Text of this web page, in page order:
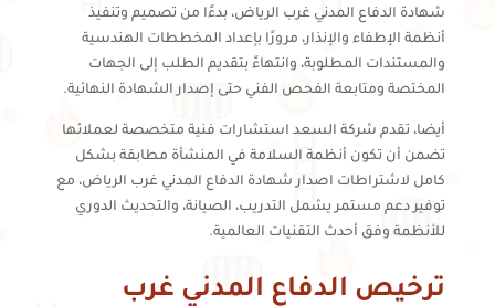
شهادة الدفاع المدني غرب الرياض، بدءًا من تصميم وتنفيذ
أنظمة الإطفاء والإنذار، مرورًا بإعداد المخططات الهندسية
والمستندات المطلوبة، وانتهاءً بتقديم الطلب إلى الجهات
المختصة ومتابعة الفحص الفني حتى إصدار الشهادة النهائية.
أيضا، تقدم شركة السعد استشارات فنية متخصصة لعملائها
تضمن أن تكون أنظمة السلامة في المنشأة مطابقة بشكل
كامل لاشتراطات اصدار شهادة الدفاع المدني غرب الرياض، مع
توفير دعم مستمر يشمل التدريب، الصيانة، والتحديث الدوري
للأنظمة وفق أحدث التقنيات العالمية.
ترخيص الدفاع المدني غرب